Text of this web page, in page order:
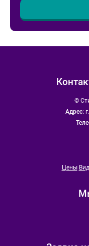
©
Адрес:
Цены